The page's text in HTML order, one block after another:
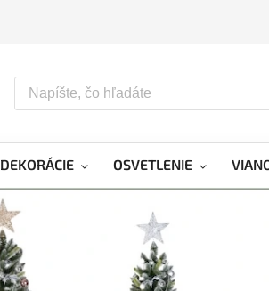
DEKORÁCIE OSVETLENIE